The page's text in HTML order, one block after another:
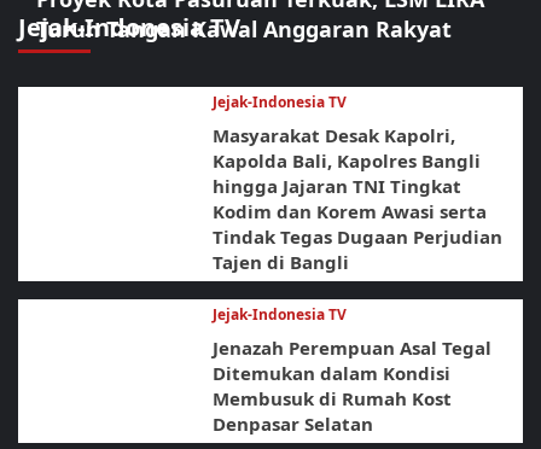
Jejak-Indonesia TV
Turun Tangan Kawal Anggaran Rakyat
Jejak-Indonesia TV
Masyarakat Desak Kapolri,
Kapolda Bali, Kapolres Bangli
hingga Jajaran TNI Tingkat
Kodim dan Korem Awasi serta
Tindak Tegas Dugaan Perjudian
Tajen di Bangli
Jejak-Indonesia TV
Jenazah Perempuan Asal Tegal
Ditemukan dalam Kondisi
Membusuk di Rumah Kost
Denpasar Selatan